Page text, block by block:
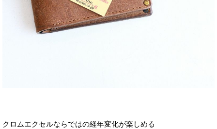
クロムエクセルならではの経年変化が楽しめる